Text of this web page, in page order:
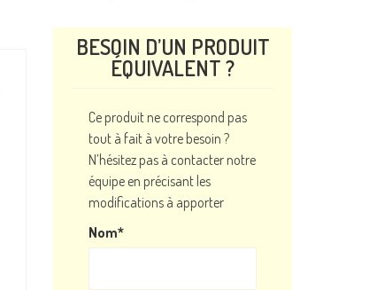
BESOIN D’UN PRODUIT
ÉQUIVALENT ?
Ce produit ne correspond pas
tout à fait à votre besoin ?
N’hésitez pas à contacter notre
équipe en précisant les
modifications à apporter
Nom*